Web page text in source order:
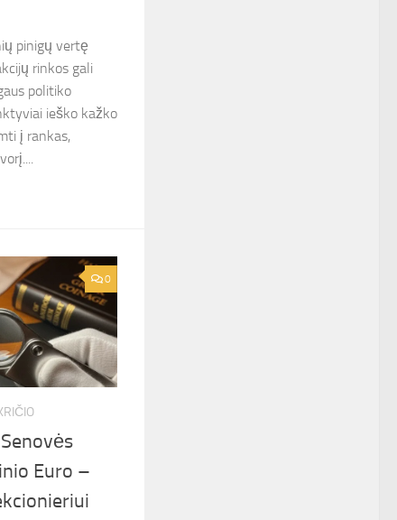
pinigų vertę
rinkos gali
politiko
ieško kažko
į rankas,
0
Euro –